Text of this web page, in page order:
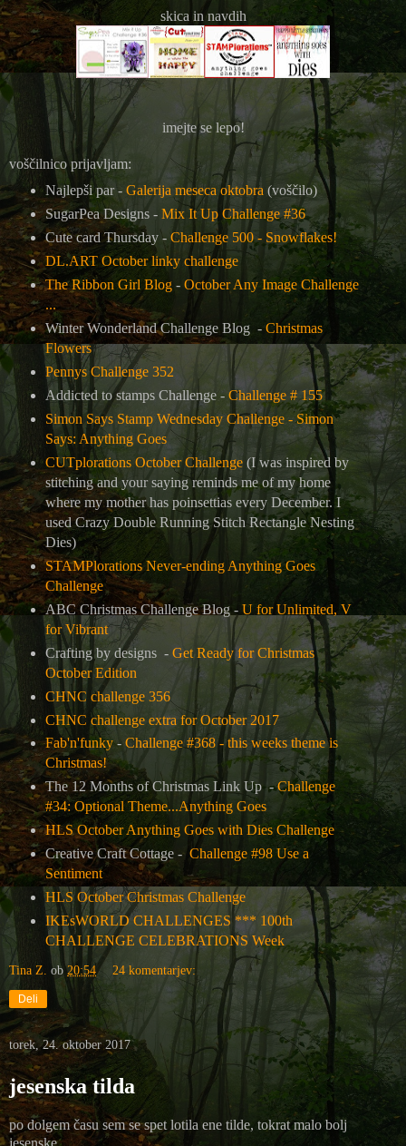
skica in navdih
imejte se lepo!
voščilnico prijavljam:
Najlepši par - Galerija meseca oktobra (voščilo)
SugarPea Designs - Mix It Up Challenge #36
Cute card Thursday - Challenge 500 - Snowflakes!
DL.ART October linky challenge
The Ribbon Girl Blog- October Any Image Challenge
...
Winter Wonderland Challenge Blog - Christmas
Flowers
Pennys Challenge 352
Addicted to stamps Challenge - Challenge # 155
Simon Says Stamp Wednesday Challenge - Simon
Says: Anything Goes
CUTplorations October Challenge(I was inspired by
stitching and your saying reminds me of my home
where my mother has poinsettias every December. I
usedCrazy Double Running Stitch Rectangle Nesting
Dies)
STAMPlorations Never-ending Anything Goes
Challenge
ABC Christmas Challenge Blog - U for Unlimited, V
for Vibrant
Crafting by designs - Get Ready for Christmas
October Edition
CHNC challenge 356
CHNC challenge extra for October 2017
Fab'n'funky- Challenge #368 - this weeks theme is
Christmas!
The 12 Months of Christmas Link Up -Challenge
#34: Optional Theme...Anything Goes
HLS October Anything Goes with Dies Challenge
Creative Craft Cottage - Challenge #98 Use a
Sentiment
HLS October Christmas Challenge
IKEsWORLD CHALLENGES *** 100th
CHALLENGE CELEBRATIONS Week
Tina Z. ob20:54 24 komentarjev:
Deli
torek, 24. oktober 2017
jesenska tilda
po dolgem času sem se spet lotila ene tilde, tokrat malo bolj
jesenske.